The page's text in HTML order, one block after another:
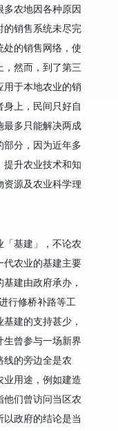
农地因各种原因
的销售系统未尽完
处的销售网络，使
，然而，到了第三
用于本地农业的销
上，民间只好自
最多只能解决两成
部分，因为近年多
提升农业技术和知
资源及农业科学理
「基建」，不论农
代农业的基建主要
建由政府承办，
行修桥补路等工
建的支持甚少，
生曾参与一场新界
线的旁边全是农
业用途，例如建造
他们曾访问当区农
政府的结论是当